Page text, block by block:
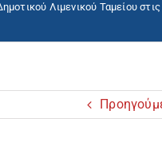
Λιμενικού Ταμείου